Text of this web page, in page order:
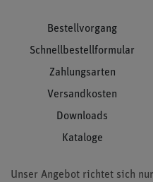
Bestellvorgang
Schnellbestellformular
Zahlungsarten
Versandkosten
Downloads
Kataloge
Unser Angebot richtet sich